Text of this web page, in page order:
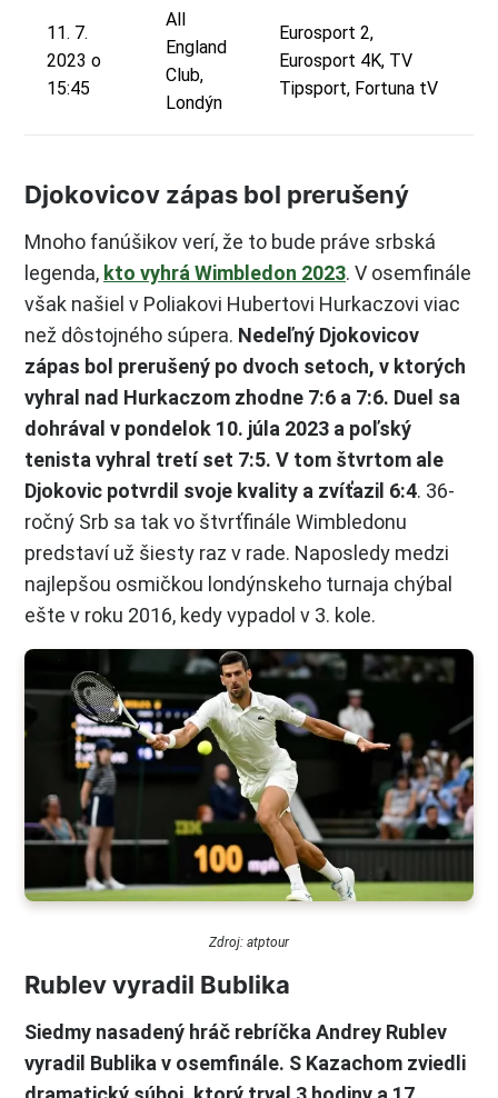
11. 7.
2023 o
15:45
All
England
Club,
Londýn
Eurosport 2,
Eurosport 4K, TV
Tipsport, Fortuna tV
Djokovicov zápas bol prerušený
Mnoho fanúšikov verí, že to bude práve srbská
legenda, kto vyhrá Wimbledon 2023. V osemfinále
však našiel v Poliakovi Hubertovi Hurkaczovi viac
než dôstojného súpera. Nedeľný Djokovicov
zápas bol prerušený po dvoch setoch, v ktorých
vyhral nad Hurkaczom zhodne 7:6 a 7:6. Duel sa
dohrával v pondelok 10. júla 2023 a poľský
tenista vyhral tretí set 7:5. V tom štvrtom ale
Djokovic potvrdil svoje kvality a zvíťazil 6:4. 36-
ročný Srb sa tak vo štvrťfinále Wimbledonu
predstaví už šiesty raz v rade. Naposledy medzi
najlepšou osmičkou londýnskeho turnaja chýbal
ešte v roku 2016, kedy vypadol v 3. kole.
Zdroj: atptour
Rublev vyradil Bublika
Siedmy nasadený hráč rebríčka Andrey Rublev
vyradil Bublika v osemfinále. S Kazachom zviedli